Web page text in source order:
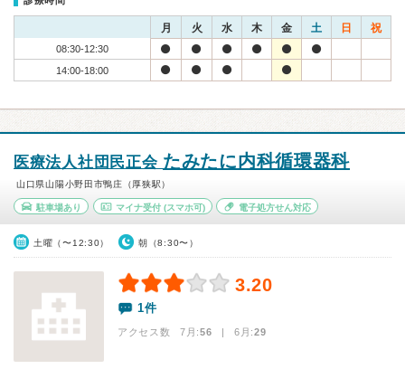
月 火 水 木 金 土 日 祝
08:30-12:30
14:00-18:00
医療法人社団民正会 たみたに内科循環器科
山口県山陽小野田市鴨庄（厚狭駅）
駐車場あり マイナ受付(スマホ可) 電子処方せん対応
土曜（〜12:30） 朝（8:30〜）
3.20
1件
アクセス数 7月:56 | 6月:29